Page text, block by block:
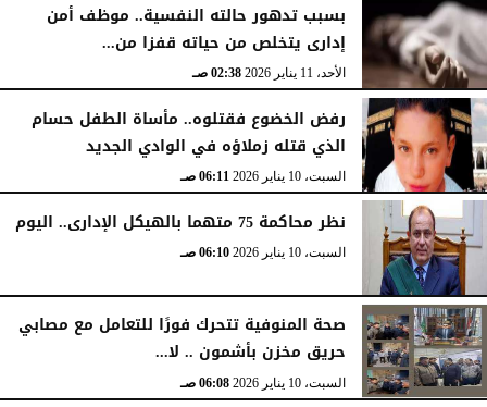
بسبب تدهور حالته النفسية.. موظف أمن
إدارى يتخلص من حياته قفزا من...
الأحد، 11 يناير 2026 02:38 صـ
رفض الخضوع فقتلوه.. مأساة الطفل حسام
الذي قتله زملاؤه في الوادي الجديد
السبت، 10 يناير 2026 06:11 صـ
نظر محاكمة 75 متهما بالهيكل الإدارى.. اليوم
السبت، 10 يناير 2026 06:10 صـ
صحة المنوفية تتحرك فورًا للتعامل مع مصابي
حريق مخزن بأشمون .. لا...
السبت، 10 يناير 2026 06:08 صـ